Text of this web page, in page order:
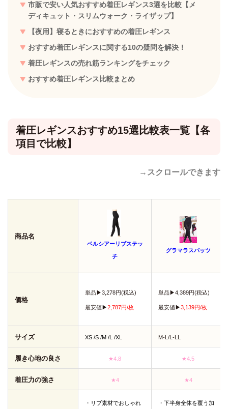
市販で安い人気おすすめ着圧レギンス3選を比較【メ
ディキュット・スリムウォーク・ライザップ】
【夜用】寝るときにおすすめの着圧レギンス
おすすめ着圧レギンスに関する10の疑問を解決！
着圧レギンスの売れ筋ランキングをチェック
おすすめ着圧レギンス比較まとめ
着圧レギンスおすすめ15選比較表一覧【各
項目で比較】
→スクロールできます
商品名
ベルシアーリブステッ
チ
グラマラスパッツ
価格
単品▶︎3,278円(税込)
最安値▶︎2,787円/枚
単品▶︎4,389円(税込)
最安値▶︎3,139円/枚
サイズ XS /S /M /L /XL M-L/L-LL
履き心地の良さ ★4.8 ★4.5
着圧力の強さ ★4 ★4
・リブ素材でおしゃれ ・下半身全体を覆う加